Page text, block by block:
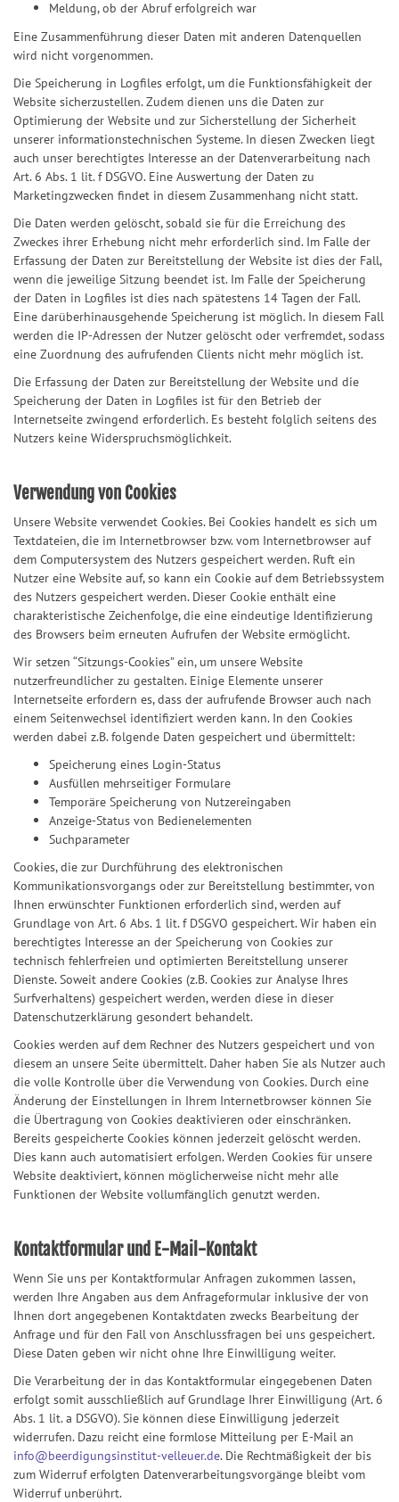
Meldung, ob der Abruf erfolgreich war
Eine Zusammenführung dieser Daten mit anderen Datenquellen
wird nicht vorgenommen.
Die Speicherung in Logfiles erfolgt, um die Funktionsfähigkeit der
Website sicherzustellen. Zudem dienen uns die Daten zur
Optimierung der Website und zur Sicherstellung der Sicherheit
unserer informationstechnischen Systeme. In diesen Zwecken liegt
auch unser berechtigtes Interesse an der Datenverarbeitung nach
Art. 6 Abs. 1 lit. f DSGVO. Eine Auswertung der Daten zu
Marketingzwecken findet in diesem Zusammenhang nicht statt.
Die Daten werden gelöscht, sobald sie für die Erreichung des
Zweckes ihrer Erhebung nicht mehr erforderlich sind. Im Falle der
Erfassung der Daten zur Bereitstellung der Website ist dies der Fall,
wenn die jeweilige Sitzung beendet ist. Im Falle der Speicherung
der Daten in Logfiles ist dies nach spätestens 14 Tagen der Fall.
Eine darüberhinausgehende Speicherung ist möglich. In diesem Fall
werden die IP-Adressen der Nutzer gelöscht oder verfremdet, sodass
eine Zuordnung des aufrufenden Clients nicht mehr möglich ist.
Die Erfassung der Daten zur Bereitstellung der Website und die
Speicherung der Daten in Logfiles ist für den Betrieb der
Internetseite zwingend erforderlich. Es besteht folglich seitens des
Nutzers keine Widerspruchsmöglichkeit.
Verwendung von Cookies
Unsere Website verwendet Cookies. Bei Cookies handelt es sich um
Textdateien, die im Internetbrowser bzw. vom Internetbrowser auf
dem Computersystem des Nutzers gespeichert werden. Ruft ein
Nutzer eine Website auf, so kann ein Cookie auf dem Betriebssystem
des Nutzers gespeichert werden. Dieser Cookie enthält eine
charakteristische Zeichenfolge, die eine eindeutige Identifizierung
des Browsers beim erneuten Aufrufen der Website ermöglicht.
Wir setzen “Sitzungs-Cookies” ein, um unsere Website
nutzerfreundlicher zu gestalten. Einige Elemente unserer
Internetseite erfordern es, dass der aufrufende Browser auch nach
einem Seitenwechsel identifiziert werden kann. In den Cookies
werden dabei z.B. folgende Daten gespeichert und übermittelt:
Speicherung eines Login-Status
Ausfüllen mehrseitiger Formulare
Temporäre Speicherung von Nutzereingaben
Anzeige-Status von Bedienelementen
Suchparameter
Cookies, die zur Durchführung des elektronischen
Kommunikationsvorgangs oder zur Bereitstellung bestimmter, von
Ihnen erwünschter Funktionen erforderlich sind, werden auf
Grundlage von Art. 6 Abs. 1 lit. f DSGVO gespeichert. Wir haben ein
berechtigtes Interesse an der Speicherung von Cookies zur
technisch fehlerfreien und optimierten Bereitstellung unserer
Dienste. Soweit andere Cookies (z.B. Cookies zur Analyse Ihres
Surfverhaltens) gespeichert werden, werden diese in dieser
Datenschutzerklärung gesondert behandelt.
Cookies werden auf dem Rechner des Nutzers gespeichert und von
diesem an unsere Seite übermittelt. Daher haben Sie als Nutzer auch
die volle Kontrolle über die Verwendung von Cookies. Durch eine
Änderung der Einstellungen in Ihrem Internetbrowser können Sie
die Übertragung von Cookies deaktivieren oder einschränken.
Bereits gespeicherte Cookies können jederzeit gelöscht werden.
Dies kann auch automatisiert erfolgen. Werden Cookies für unsere
Website deaktiviert, können möglicherweise nicht mehr alle
Funktionen der Website vollumfänglich genutzt werden.
Kontaktformular und E-Mail-Kontakt
Wenn Sie uns per Kontaktformular Anfragen zukommen lassen,
werden Ihre Angaben aus dem Anfrageformular inklusive der von
Ihnen dort angegebenen Kontaktdaten zwecks Bearbeitung der
Anfrage und für den Fall von Anschlussfragen bei uns gespeichert.
Diese Daten geben wir nicht ohne Ihre Einwilligung weiter.
Die Verarbeitung der in das Kontaktformular eingegebenen Daten
erfolgt somit ausschließlich auf Grundlage Ihrer Einwilligung (Art. 6
Abs. 1 lit. a DSGVO). Sie können diese Einwilligung jederzeit
widerrufen. Dazu reicht eine formlose Mitteilung per E-Mail an
info@beerdigungsinstitut-velleuer.de. Die Rechtmäßigkeit der bis
zum Widerruf erfolgten Datenverarbeitungsvorgänge bleibt vom
Widerruf unberührt.